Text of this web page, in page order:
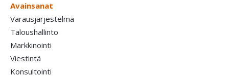
Avainsanat
Varausjärjestelmä
Taloushallinto
Markkinointi
Viestintä
Konsultointi